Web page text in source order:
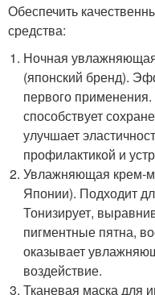
Обеспечить
средства:
Ночная
(японский бренд).
первого
способствует
улучшает
профилактикой и
Увлажняющая крем-
Японии). Подходит
Тонизирует,
пигментные пятна,
оказывает
воздействие.
Тканевая маска для